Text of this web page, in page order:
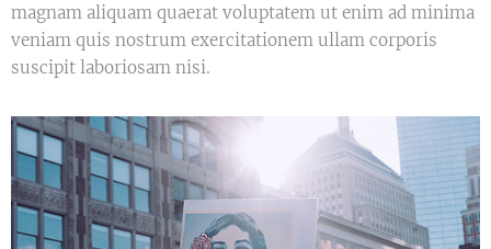
magnam aliquam quaerat voluptatem ut enim ad minima
veniam quis nostrum exercitationem ullam corporis
suscipit laboriosam nisi.